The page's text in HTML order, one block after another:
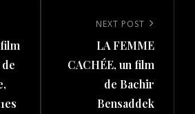
NEXT POST
LA FEMME
CACHÉE, un film
de Bachir
Bensaddek